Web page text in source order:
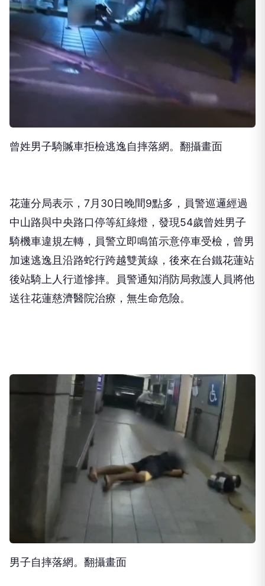
曾姓男子騎贓車拒檢逃逸自摔落網。翻攝畫面
花蓮分局表示，7月30日晚間9點多，員警巡邏經過
中山路與中央路口停等紅綠燈，發現54歲曾姓男子
騎機車違規左轉，員警立即鳴笛示意停車受檢，曾男
加速逃逸且沿路蛇行跨越雙黃線，後來在台鐵花蓮站
後站騎上人行道慘摔。員警通知消防局救護人員將他
送往花蓮慈濟醫院治療，無生命危險。
男子自摔落網。翻攝畫面